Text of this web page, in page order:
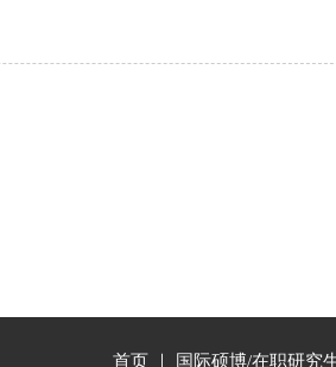
首页 国际硕博/在职研究